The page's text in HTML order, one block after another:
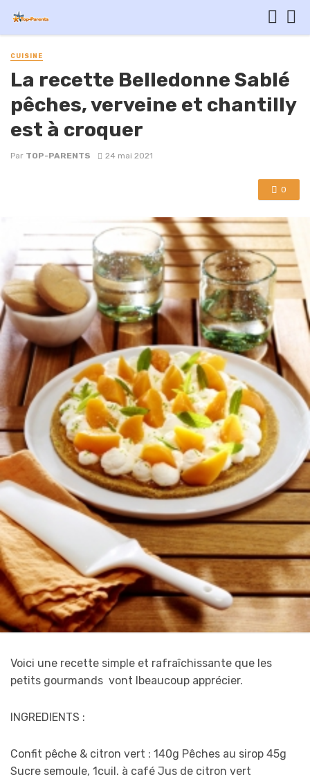
CUISINE
La recette Belledonne Sablé
pêches, verveine et chantilly
est à croquer
Par TOP-PARENTS 24 mai 2021
0
Voici une recette simple et rafraîchissante que les
petits gourmands vont Ibeaucoup apprécier.
INGREDIENTS :
Confit pêche & citron vert : 140g Pêches au sirop 45g
Sucre semoule, 1cuil. à café Jus de citron vert